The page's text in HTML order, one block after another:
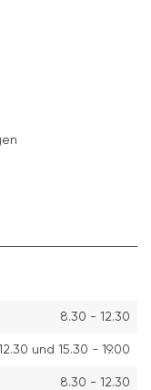
8.30 - 12.30
und 15.30 - 19.00
8.30 - 12.30